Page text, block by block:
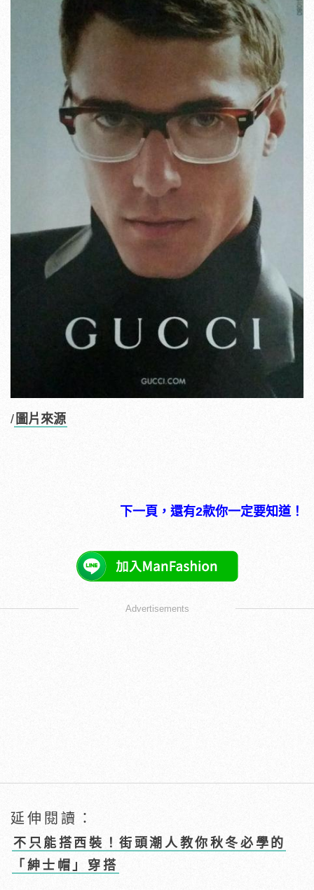
/ 圖片來源
下一頁，還有2款你一定要知道！
Advertisements
延伸閱讀：
不只能搭西裝！街頭潮人教你秋冬必學的
「紳士帽」穿搭